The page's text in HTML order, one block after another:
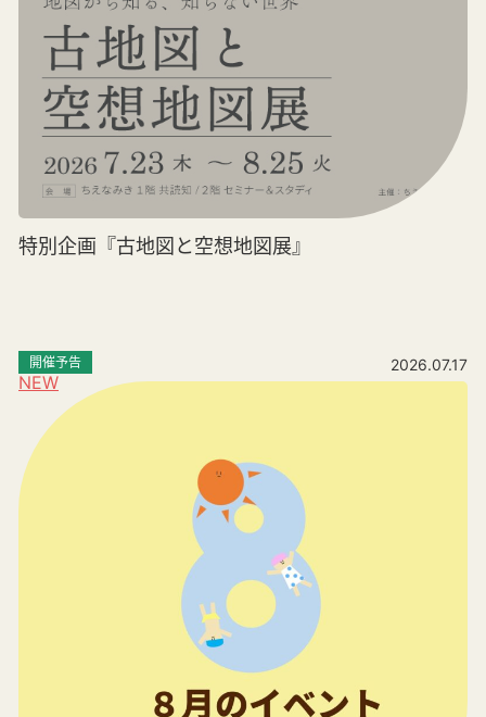
特別企画『古地図と空想地図展』
NEW
開催予告 2026.07.17